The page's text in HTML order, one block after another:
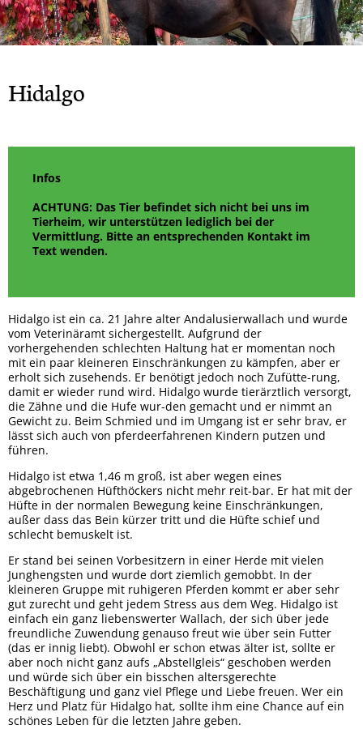
Orso
Tipsy
Brandy
Hera
Bailey
Lady
Karo
Gizmo und Schröder
Goji und Cherry
Spendendosen Aufsteller
Patenschaften
Hidalgo
Infos
ACHTUNG: Das Tier befindet sich nicht bei uns im
Tierheim, wir unterstützen lediglich bei der
Vermittlung. Bitte an entsprechenden Kontakt im
Text wenden.
Hidalgo ist ein ca. 21 Jahre alter Andalusierwallach und wurde
vom Veterinäramt sichergestellt. Aufgrund der
vorhergehenden schlechten Haltung hat er momentan noch
mit ein paar kleineren Einschränkungen zu kämpfen, aber er
erholt sich zusehends. Er benötigt jedoch noch Zufütte-rung,
damit er wieder rund wird. Hidalgo wurde tierärztlich versorgt,
die Zähne und die Hufe wur-den gemacht und er nimmt an
Gewicht zu. Beim Schmied und im Umgang ist er sehr brav, er
lässt sich auch von pferdeerfahrenen Kindern putzen und
führen.
Hidalgo ist etwa 1,46 m groß, ist aber wegen eines
abgebrochenen Hüfthöckers nicht mehr reit-bar. Er hat mit der
Hüfte in der normalen Bewegung keine Einschränkungen,
außer dass das Bein kürzer tritt und die Hüfte schief und
schlecht bemuskelt ist.
Er stand bei seinen Vorbesitzern in einer Herde mit vielen
Junghengsten und wurde dort ziemlich gemobbt. In der
kleineren Gruppe mit ruhigeren Pferden kommt er aber sehr
gut zurecht und geht jedem Stress aus dem Weg. Hidalgo ist
einfach ein ganz liebenswerter Wallach, der sich über jede
freundliche Zuwendung genauso freut wie über sein Futter
(das er innig liebt). Obwohl er schon etwas älter ist, sollte er
aber noch nicht ganz aufs „Abstellgleis“ geschoben werden
und würde sich über ein bisschen altersgerechte
Beschäftigung und ganz viel Pflege und Liebe freuen. Wer ein
Herz und Platz für Hidalgo hat, sollte ihm eine Chance auf ein
schönes Leben für die letzten Jahre geben.